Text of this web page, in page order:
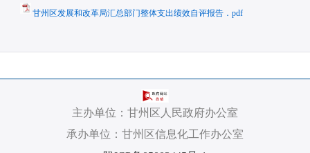
甘州区发展和改革局汇总部门整体支出绩效自评报告．pdf
主办单位：甘州区人民政府办公室
承办单位：甘州区信息化工作办公室